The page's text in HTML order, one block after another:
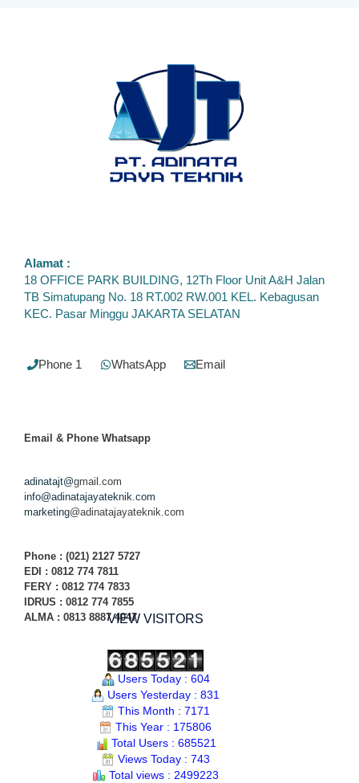
Alamat :
18 OFFICE PARK BUILDING, 12Th Floor Unit A&H Jalan
TB Simatupang No. 18 RT.002 RW.001 KEL. Kebagusan
KEC. Pasar Minggu JAKARTA SELATAN
Phone 1 WhatsApp Email
Email & Phone Whatsapp
adinatajt@gmail.com
info@adinatajayateknik.com
marketing@adinatajayateknik.com
Phone : (021) 2127 5727
EDI : 0812 774 7811
FERY : 0812 774 7833
IDRUS : 0812 774 7855
ALMA : 0813 8887 4047VIEW VISITORS
Users Today : 604
Users Yesterday : 831
This Month : 7171
This Year : 175806
Total Users : 685521
Views Today : 743
Total views : 2499223